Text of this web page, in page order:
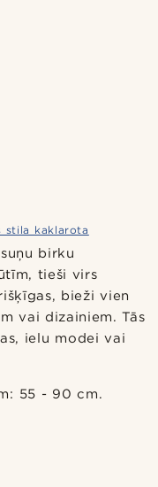
stila kaklarota
birku
tieši virs
bieži vien
vai dizainiem. Tās
ielu modei vai
55 - 90 cm.